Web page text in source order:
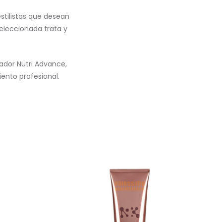
que desean
trata y
Nutri Advance,
profesional.